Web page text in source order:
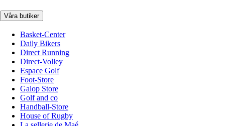
Våra butiker
Basket-Center
Daily Bikers
Direct Running
Direct-Volley
Espace Golf
Foot-Store
Galop Store
Golf and co
Handball-Store
House of Rugby